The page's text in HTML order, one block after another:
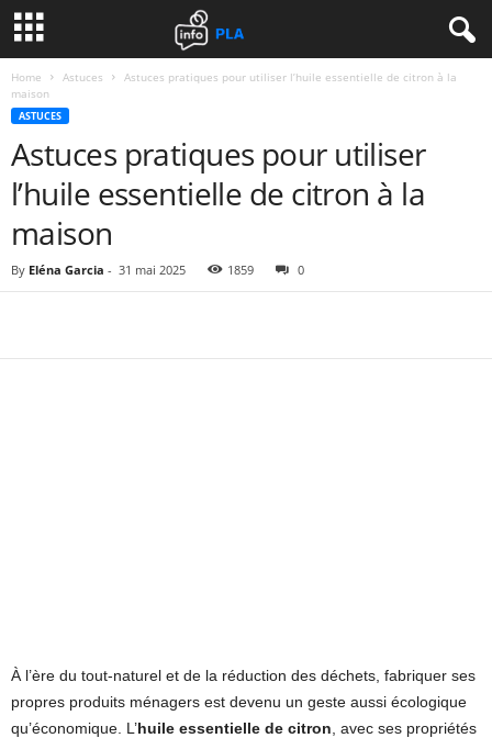
Home Astuces
Astuces pratiques pour utiliser l’huile essentielle de citron à la
maison
ASTUCES
Astuces pratiques pour utiliser
l’huile essentielle de citron à la
maison
By Eléna Garcia - 31 mai 2025 1859 0
À l’ère du tout-naturel et de la réduction des déchets, fabriquer ses
propres produits ménagers est devenu un geste aussi écologique
qu’économique. L’huile essentielle de citron , avec ses propriétés